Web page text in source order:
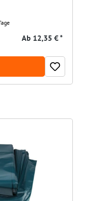
Ab 12,35 € *